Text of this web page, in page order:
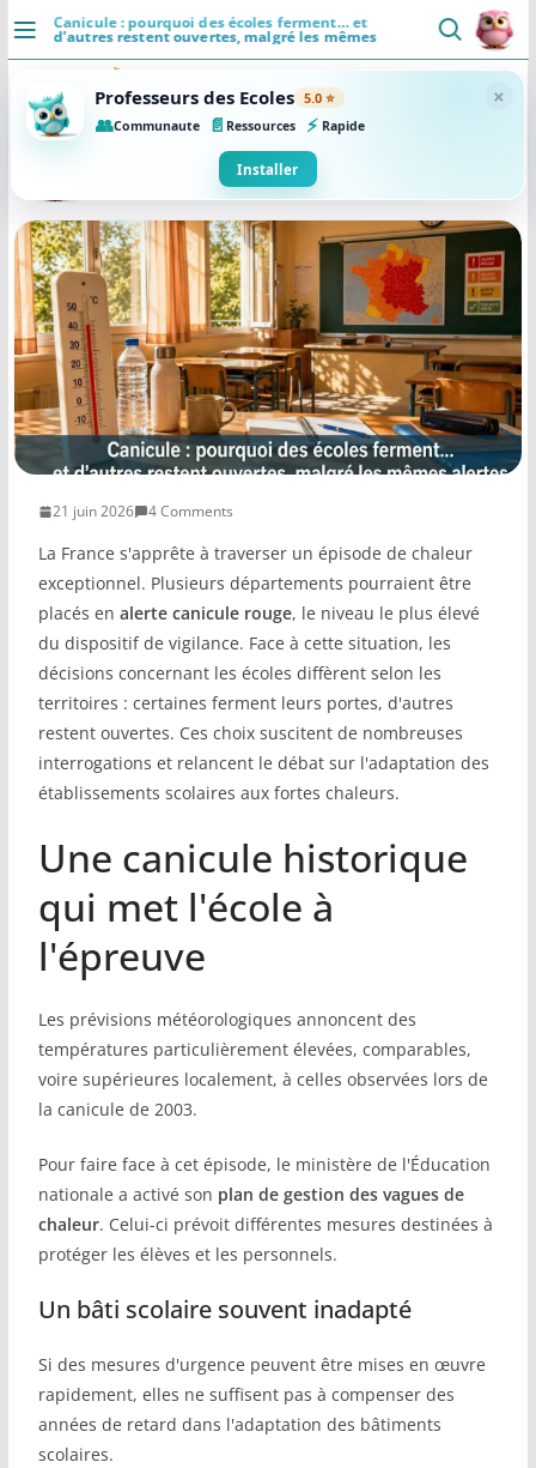
PasserCanicule : pourquoi des écoles ferment… et
d’autres restent ouvertes, malgré les mêmes
DÉCOUVRIR
Accueil
Actualités
VIE PROFESSIONNELLE
Ressources
Agenda
CRPE
Lectures de livres
Mouvement
COMMUNAUTÉ
Forum
Réseaux sociaux
Petites annonces
Contact
21 juin 2026 4 Comments
La France s'apprête à traverser un épisode de chaleur
exceptionnel. Plusieurs départements pourraient être
placés en alerte canicule rouge, le niveau le plus élevé
du dispositif de vigilance. Face à cette situation, les
décisions concernant les écoles diffèrent selon les
territoires : certaines ferment leurs portes, d'autres
restent ouvertes. Ces choix suscitent de nombreuses
interrogations et relancent le débat sur l'adaptation des
établissements scolaires aux fortes chaleurs.
Une canicule historique
qui met l'école à
l'épreuve
Les prévisions météorologiques annoncent des
températures particulièrement élevées, comparables,
voire supérieures localement, à celles observées lors de
la canicule de 2003.
Pour faire face à cet épisode, le ministère de l'Éducation
nationale a activé son plan de gestion des vagues de
chaleur. Celui-ci prévoit différentes mesures destinées à
protéger les élèves et les personnels.
Un bâti scolaire souvent inadapté
Si des mesures d'urgence peuvent être mises en œuvre
rapidement, elles ne suffisent pas à compenser des
années de retard dans l'adaptation des bâtiments
scolaires.
Professeurs des Ecoles 5.0 ⭐
👥Communaute 📄 Ressources ⚡ Rapide
×
Installer